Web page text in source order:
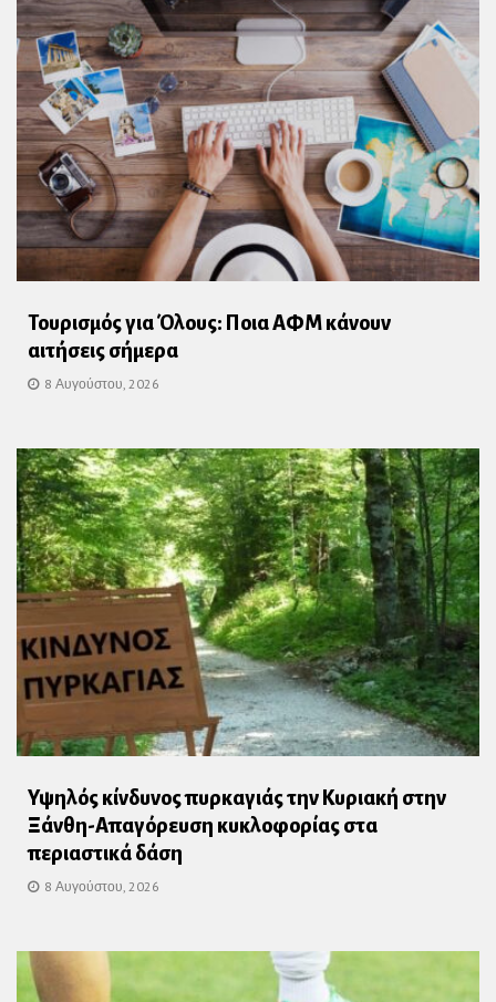
Τουρισμός για Όλους: Ποια ΑΦΜ κάνουν
αιτήσεις σήμερα
8 Αυγούστου, 2026
Υψηλός κίνδυνος πυρκαγιάς την Κυριακή στην
Ξάνθη-Απαγόρευση κυκλοφορίας στα
περιαστικά δάση
8 Αυγούστου, 2026